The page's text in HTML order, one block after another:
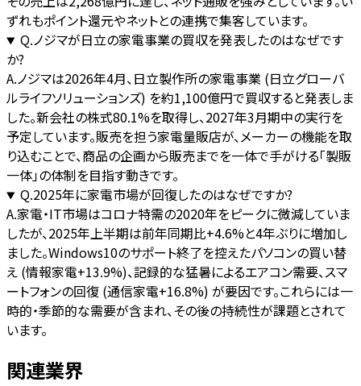
ずれもポイント還元やネットとの連携で集客しています。
Q.ノジマが日立の家電事業の買収を発表したのはなぜです
か?
A.ノジマは2026年4月、日立製作所の家電事業 (日立グローバ
ルライフソリューションズ) を約1,100億円で買収すると発表しま
した。新会社の株式80.1%を取得し、2027年3月期中の実行を
予定しています。販売を担う家電量販店が、メーカーの機能を取
り込むことで、商品の企画から販売までを一体で手がける「製販
一体」の体制を目指す動きです。
Q.2025年に家電市場が回復したのはなぜですか?
A.家電・IT市場はコロナ特需の2020年をピークに微減していま
したが、2025年上半期は前年同期比+4.6%と4年ぶりに増加し
ました。Windows10のサポート終了を控えたパソコンの買い替
え (情報家電+13.9%)、記録的な猛暑によるエアコン需要、スマ
ートフォンの回復 (通信家電+16.8%) が要因です。これらには一
時的・季節的な需要が含まれ、その後の持続性が課題とされて
います。
関連業界